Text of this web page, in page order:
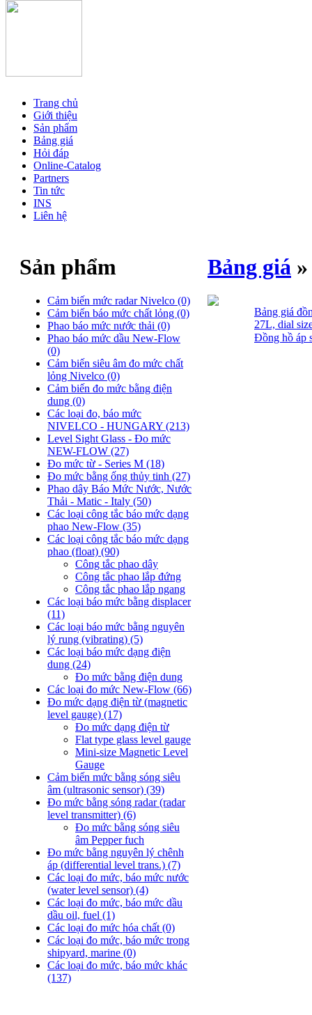
Trang chủ
Giới thiệu
Sản phẩm
Bảng giá
Hỏi đáp
Online-Catalog
Partners
Tin tức
INS
Liên hệ
Sản phẩm
Cảm biến mức radar Nivelco (0)
Cảm biến báo mức chất lỏng (0)
Phao báo mức nước thải (0)
Phao báo mức dầu New-Flow
(0)
Cảm biến siêu âm đo mức chất
lỏng Nivelco (0)
Cảm biến đo mức bằng điện
dung (0)
Các loại đo, báo mức
NIVELCO - HUNGARY (213)
Level Sight Glass - Đo mức
NEW-FLOW (27)
Đo mức từ - Series M (18)
Đo mức bằng ống thủy tinh (27)
Phao dây Báo Mức Nước, Nước
Thải - Matic - Italy (50)
Các loại công tắc báo mức dạng
phao New-Flow (35)
Các loại công tắc báo mức dạng
phao (float) (90)
Công tắc phao dây
Công tắc phao lắp đứng
Công tắc phao lắp ngang
Các loại báo mức bằng displacer
(11)
Các loại báo mức bằng nguyên
lý rung (vibrating) (5)
Các loại báo mức dạng điện
dung (24)
Đo mức bằng điện dung
Các loại đo mức New-Flow (66)
Đo mức dạng điện từ (magnetic
level gauge) (17)
Đo mức dạng điện từ
Flat type glass level gauge
Mini-size Magnetic Level
Gauge
Cảm biến mức bằng sóng siêu
âm (ultrasonic sensor) (39)
Đo mức bằng sóng radar (radar
level transmitter) (6)
Đo mức bằng sóng siêu
âm Pepper fuch
Đo mức bằng nguyên lý chênh
áp (differential level trans.) (7)
Các loại đo mức, báo mức nước
(water level sensor) (4)
Các loại đo mức, báo mức dầu
dầu oil, fuel (1)
Các loại đo mức hóa chất(0)
Các loại đo mức, báo mức trong
shipyard, marine (0)
Các loại đo mức, báo mức khác
(137)
Bảng giá »
Bảng giá
27L, dial
Đồng hồ áp